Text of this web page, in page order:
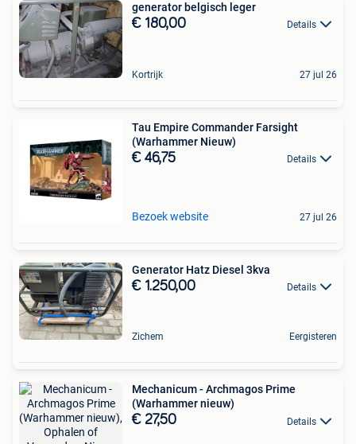
generator belgisch leger
€ 180,00 Details
Kortrijk 27 jul 26
Tau Empire Commander Farsight
(Warhammer Nieuw)
€ 46,75 Details
Bezoek website 27 jul 26
Generator Hatz Diesel 3kva
€ 1.250,00 Details
Zichem Eergisteren
Mechanicum - Archmagos Prime
(Warhammer nieuw)
€ 27,50 Details